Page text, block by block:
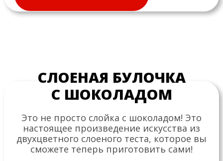
СЛОЕНАЯ БУЛОЧКА
С ШОКОЛАДОМ
Это не просто слойка с шоколадом! Это
настоящее произведение искусства из
двухцветного слоеного теста, которое вы
сможете теперь приготовить сами!